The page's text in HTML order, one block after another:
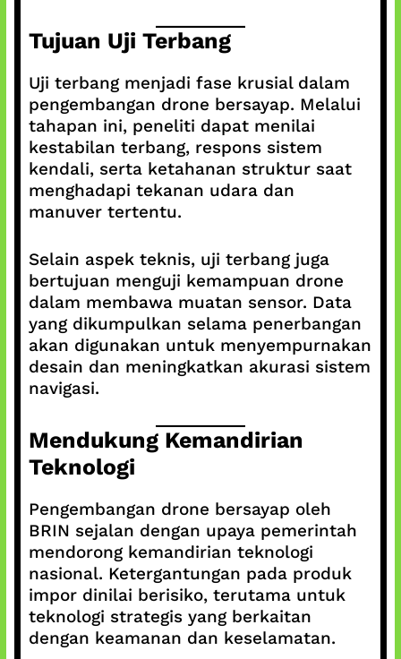
Tujuan Uji Terbang
Uji terbang menjadi fase krusial dalam
pengembangan drone bersayap. Melalui
tahapan ini, peneliti dapat menilai
kestabilan terbang, respons sistem
kendali, serta ketahanan struktur saat
menghadapi tekanan udara dan
manuver tertentu.
Selain aspek teknis, uji terbang juga
bertujuan menguji kemampuan drone
dalam membawa muatan sensor. Data
yang dikumpulkan selama penerbangan
akan digunakan untuk menyempurnakan
desain dan meningkatkan akurasi sistem
navigasi.
Mendukung Kemandirian
Teknologi
Pengembangan drone bersayap oleh
BRIN sejalan dengan upaya pemerintah
mendorong kemandirian teknologi
nasional. Ketergantungan pada produk
impor dinilai berisiko, terutama untuk
teknologi strategis yang berkaitan
dengan keamanan dan keselamatan.